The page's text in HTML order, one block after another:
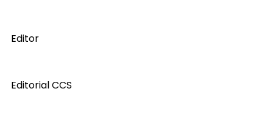
Editor
Editorial CCS